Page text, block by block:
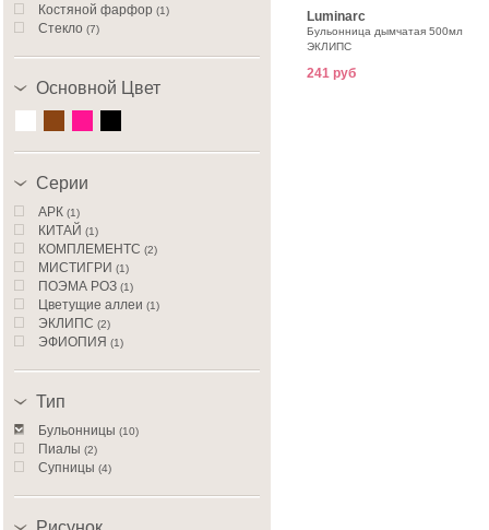
Костяной фарфор (1)
Стекло (7)
Основной Цвет
Серии
АРК (1)
КИТАЙ (1)
КОМПЛЕМЕНТС (2)
МИСТИГРИ (1)
ПОЭМА РОЗ (1)
Цветущие аллеи (1)
ЭКЛИПС (2)
ЭФИОПИЯ (1)
Тип
Бульонницы (10)
Пиалы (2)
Супницы (4)
Luminarc
Бульонница дымчатая 500мл
ЭКЛИПС
241 руб